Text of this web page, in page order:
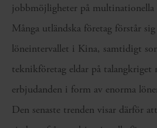
jobbmöjligheter på
Många utländska företag förstår
löneintervallet i Kina, samtidigt
teknikföretag eldar på talangkriget
erbjudanden i form av enorma
Den senaste trenden visar därför